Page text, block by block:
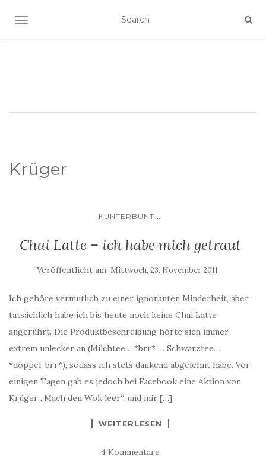
SCHALTE NAVIGATION
Krüger
KUNTERBUNT ...
Chai Latte – ich habe mich getraut
Veröffentlicht am: Mittwoch, 23. November 2011
Ich gehöre vermutlich zu einer ignoranten Minderheit, aber
tatsächlich habe ich bis heute noch keine Chai Latte
angerührt. Die Produktbeschreibung hörte sich immer
extrem unlecker an (Milchtee… *brr* … Schwarztee…
*doppel-brr*), sodass ich stets dankend abgelehnt habe. Vor
einigen Tagen gab es jedoch bei Facebook eine Aktion von
Krüger „Mach den Wok leer“, und mir […]
WEITERLESEN
4 Kommentare